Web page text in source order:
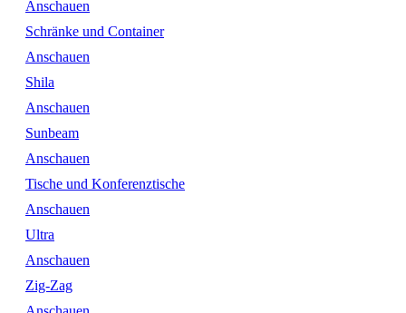
Anschauen
Schränke und Container
Anschauen
Shila
Anschauen
Sunbeam
Anschauen
Tische und Konferenztische
Anschauen
Ultra
Anschauen
Zig-Zag